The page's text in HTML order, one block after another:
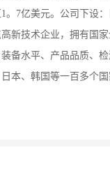
。7亿美元。公司下设
新技术企业，拥有国
备水平、产品品质、
本、韩国等一百多个